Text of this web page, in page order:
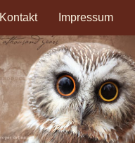
Kontakt Impressum